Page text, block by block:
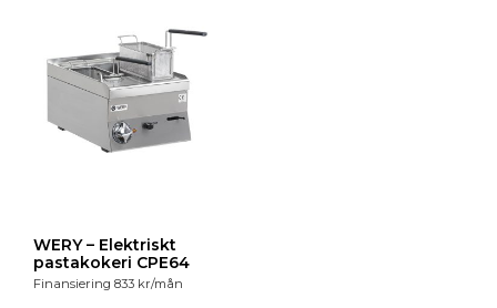
WERY – Elektriskt
pastakokeri CPE64
Finansiering 833 kr/mån